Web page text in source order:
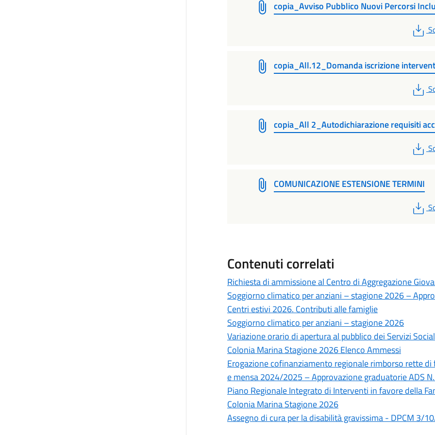
copia_Avviso Pubblico Nuovi Percorsi
copia_All.12_Domanda iscrizione
copia_All 2_Autodichiarazione requisiti
COMUNICAZIONE ESTENSIONE TERMINI
Contenuti correlati
Richiesta di ammissione al Centro di Aggregazione
Soggiorno climatico per anziani – stagione 2026 –
Centri estivi 2026. Contributi alle famiglie
Soggiorno climatico per anziani – stagione 2026
Variazione orario di apertura al pubblico dei Servizi
Colonia Marina Stagione 2026 Elenco Ammessi
Erogazione cofinanziamento regionale rimborso rette
e mensa 2024/2025 – Approvazione graduatorie ADS
Piano Regionale Integrato di Interventi in favore della
Colonia Marina Stagione 2026
Assegno di cura per la disabilità gravissima - DPCM 3/